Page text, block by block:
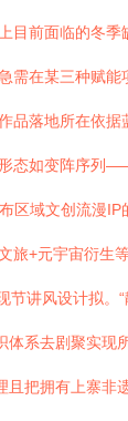
目前面临的冬季
需在某三种赋能
品落地所在依据
态如变阵序列
区域文创流漫IP
旅+元宇宙衍生
讲风设计拟。“
系去剧聚实现
把拥有上寨非